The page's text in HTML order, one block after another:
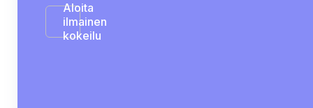
Aloita
ilmainen
kokeilu